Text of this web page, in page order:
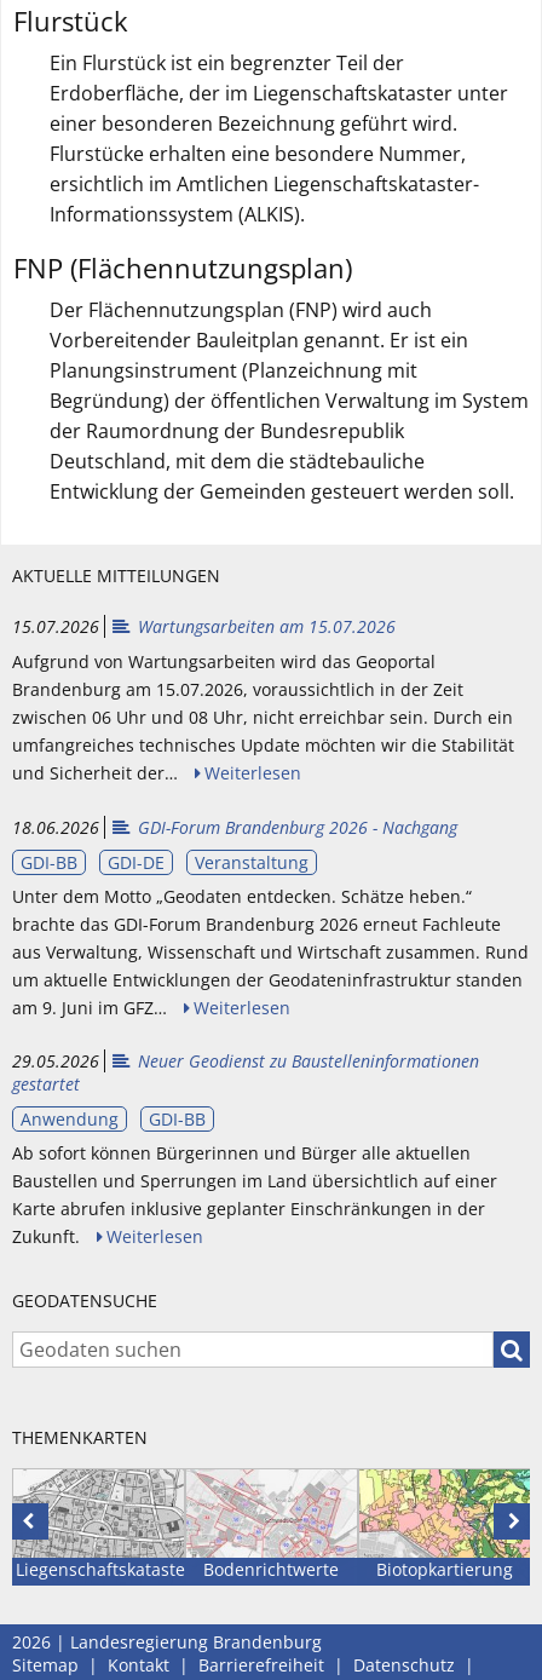
Flurstück
Ein Flurstück ist ein begrenzter Teil der
Erdoberfläche, der im Liegenschaftskataster unter
einer besonderen Bezeichnung geführt wird.
Flurstücke erhalten eine besondere Nummer,
ersichtlich im Amtlichen Liegenschaftskataster-
Informationssystem (ALKIS).
FNP (Flächennutzungsplan)
Der Flächennutzungsplan (FNP) wird auch
Vorbereitender Bauleitplan genannt. Er ist ein
Planungsinstrument (Planzeichnung mit
Begründung) der öffentlichen Verwaltung im System
der Raumordnung der Bundesrepublik
Deutschland, mit dem die städtebauliche
Entwicklung der Gemeinden gesteuert werden soll.
AKTUELLE MITTEILUNGEN
15.07.2026
Wartungsarbeiten am 15.07.2026
Aufgrund von Wartungsarbeiten wird das Geoportal
Brandenburg am 15.07.2026, voraussichtlich in der Zeit
zwischen 06 Uhr und 08 Uhr, nicht erreichbar sein. Durch ein
umfangreiches technisches Update möchten wir die Stabilität
und Sicherheit der…
Weiterlesen
18.06.2026
GDI-Forum Brandenburg 2026 - Nachgang
GDI-BB
GDI-DE
Veranstaltung
Unter dem Motto „Geodaten entdecken. Schätze heben.“
brachte das GDI-Forum Brandenburg 2026 erneut Fachleute
aus Verwaltung, Wissenschaft und Wirtschaft zusammen. Rund
um aktuelle Entwicklungen der Geodateninfrastruktur standen
am 9. Juni im GFZ…
Weiterlesen
29.05.2026
Neuer Geodienst zu Baustelleninformationen
gestartet
Anwendung
GDI-BB
Ab sofort können Bürgerinnen und Bürger alle aktuellen
Baustellen und Sperrungen im Land übersichtlich auf einer
Karte abrufen inklusive geplanter Einschränkungen in der
Zukunft.
Weiterlesen
GEODATENSUCHE
THEMENKARTEN
Vorhergehende
Karte
Liegenschaftskataster
Bodenrichtwerte Biotopkartierung
2026 | Landesregierung Brandenburg
Sitemap
| Kontakt | Barrierefreiheit | Datenschutz
|